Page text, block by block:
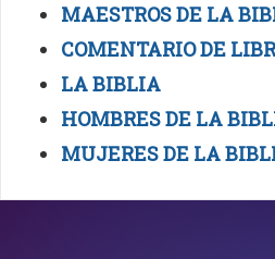
MAESTROS DE LA
COMENTARIO DE
LA BIBLIA
HOMBRES DE LA
MUJERES DE LA